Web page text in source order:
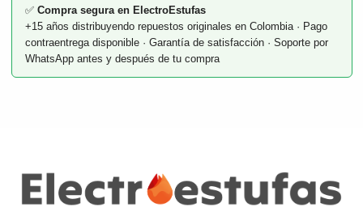
✅ Compra segura en ElectroEstufas
+15 años distribuyendo repuestos originales en Colombia · Pago
contraentrega disponible · Garantía de satisfacción · Soporte por
WhatsApp antes y después de tu compra